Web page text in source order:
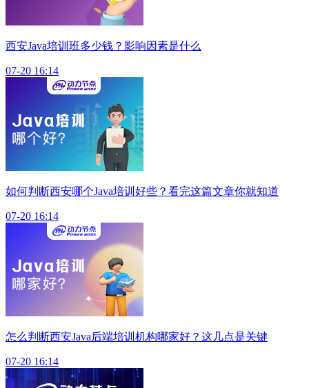
西安Java培训班多少钱？影响因素是什么
07-20 16:14
如何判断西安哪个Java培训好些？看完这篇文章你就知道
07-20 16:14
怎么判断西安Java后端培训机构哪家好？这几点是关键
07-20 16:14